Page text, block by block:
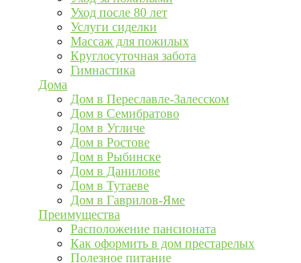
Уход после 80 лет
Услуги сиделки
Массаж для пожилых
Круглосуточная забота
Гимнастика
Дома
Дом в Переславле-Залесском
Дом в Семибратово
Дом в Угличе
Дом в Ростове
Дом в Рыбинске
Дом в Данилове
Дом в Тутаеве
Дом в Гаврилов-Яме
Преимущества
Расположение пансионата
Как оформить в дом престарелых
Полезное питание